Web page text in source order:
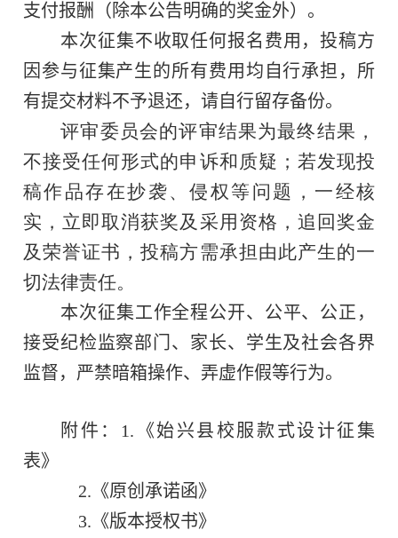
支付报酬（除本公告明确的奖金外）。
本次征集不收取任何报名费用，投稿方
因参与征集产生的所有费用均自行承担，所
有提交材料不予退还，请自行留存备份。
评审委员会的评审结果为最终结果，
不接受任何形式的申诉和质疑；若发现投
稿作品存在抄袭、侵权等问题，一经核
实，立即取消获奖及采用资格，追回奖金
及荣誉证书，投稿方需承担由此产生的一
切法律责任。
本次征集工作全程公开、公平、公正，
接受纪检监察部门、家长、学生及社会各界
监督，严禁暗箱操作、弄虚作假等行为。
附件： 1. 《始兴县校服款式设计征集
表》
2. 《原创承诺函》
3. 《版本授权书》